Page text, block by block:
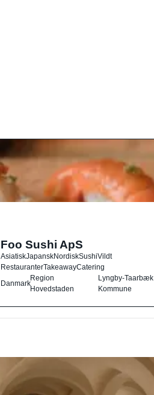
Foo Sushi ApS
AsiatiskJapanskNordiskSushiVildt
RestauranterTakeawayCatering
Danmark
Region
Hovedstaden
Lyngby-Taarbæk
Kommune